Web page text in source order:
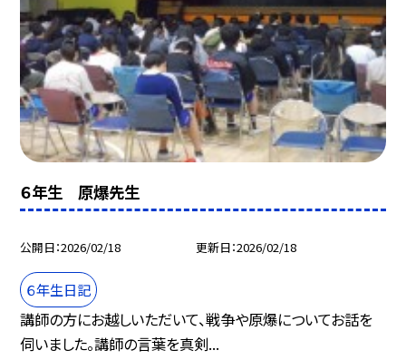
６年生 原爆先生
公開日 2026/02/18 更新日 2026/02/18
６年生日記
講師の方にお越しいただいて、戦争や原爆についてお話を
伺いました。講師の言葉を真剣...